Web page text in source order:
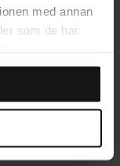
med annan
som de har